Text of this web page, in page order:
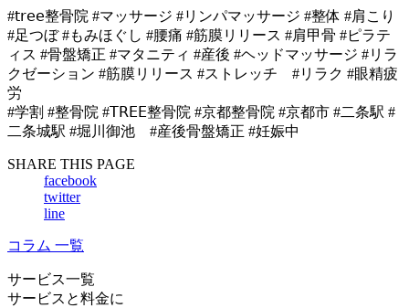
#𝗍𝗋𝖾𝖾整骨院 #マッサージ #リンパマッサージ #整体 #肩こり
#足つぼ #もみほぐし #腰痛 #筋膜リリース #肩甲骨 #ピラテ
ィス #骨盤矯正 #マタニティ #産後 #ヘッドマッサージ #リラ
クゼーション #筋膜リリース #ストレッチ #リラク #眼精疲
労
#学割 #整骨院 #𝖳𝖱𝖤𝖤整骨院 #京都整骨院 #京都市 #二条駅 #
二条城駅 #堀川御池 #産後骨盤矯正 #妊娠中
SHARE THIS PAGE
facebook
twitter
line
コラム 一覧
サービス一覧
サービスと料金に